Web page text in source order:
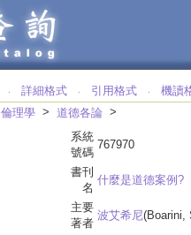
‧ 詳細格式 ‧ 引用格式 ‧
機讀
倫理學 > 道德各論 >
系統
號碼
767970
書刊
名
什麼是道德案例?
主要
著者
波艾希尼(Boarini,